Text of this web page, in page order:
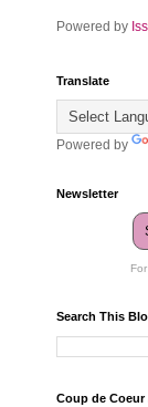
Powered by
Translate
Powered by
Newsletter
Search This
Coup de Coeur